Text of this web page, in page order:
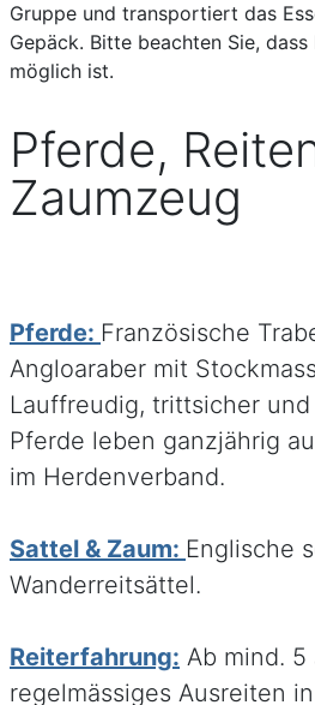
Gruppe und transportiert das
Gepäck. Bitte beachten Sie, dass
möglich ist.
Pferde,
Zaumzeug
Pferde: Französische
Angloaraber mit
Lauffreudig, trittsicher
Pferde leben ganzjährig
im Herdenverband.
Sattel & Zaum: Englische
Wanderreitsättel.
Reiterfahrung: Ab mind. 5
regelmässiges Ausreiten